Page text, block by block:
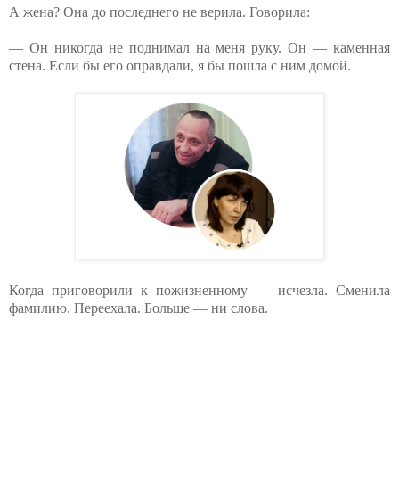
А жена? Она до последнего не верила. Говорила:
— Он никогда не поднимал на меня руку. Он — каменная
стена. Если бы его оправдали, я бы пошла с ним домой.
Когда приговорили к пожизненному — исчезла. Сменила
фамилию. Переехала. Больше — ни слова.